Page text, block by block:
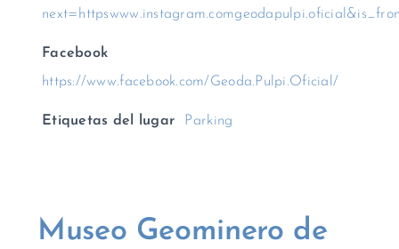
Facebook
https://www.facebook.com/Geoda.Pulpi.Oficial/
Etiquetas del lugar Parking
Museo Geominero de